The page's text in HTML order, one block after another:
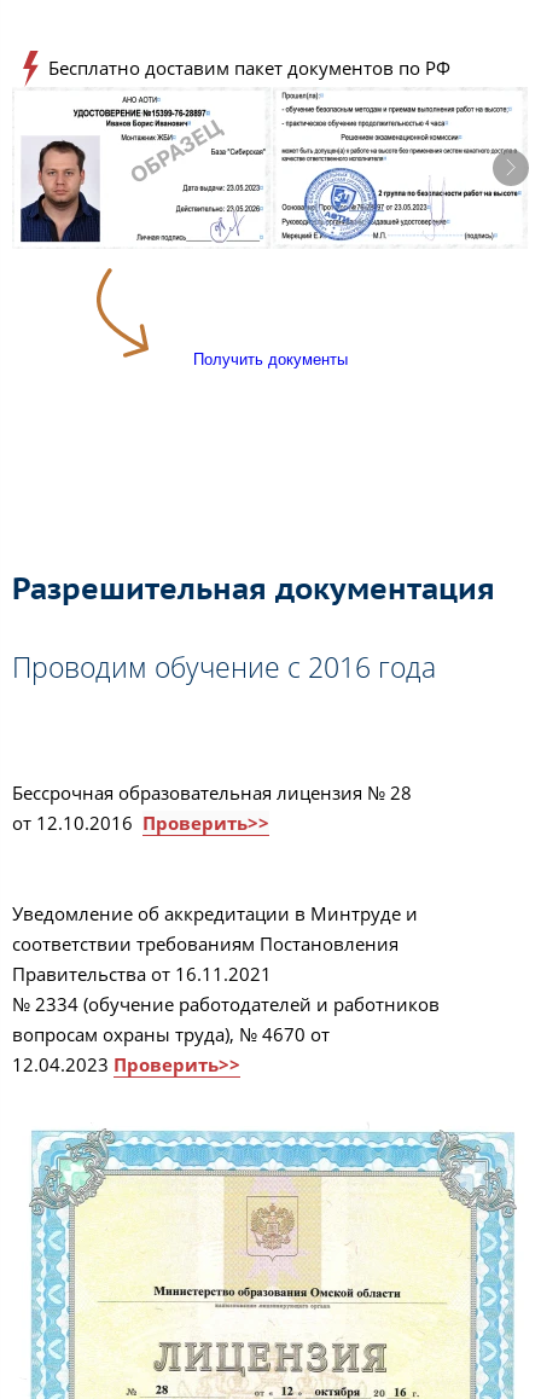
Бесплатно доставим пакет документов по РФ
Получить документы
Разрешительная документация
Проводим обучение с 2016 года
Бессрочная образовательная лицензия № 28
от 12.10.2016 Проверить>>
Уведомление об аккредитации в Минтруде и
соответствии требованиям Постановления
Правительства от 16.11.2021
№ 2334 (обучение работодателей и работников
вопросам охраны труда), № 4670 от
12.04.2023 Проверить>>